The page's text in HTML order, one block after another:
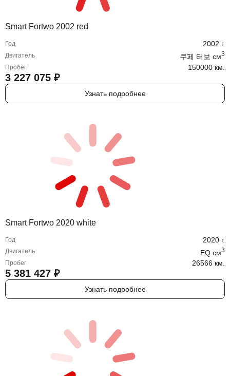
Smart Fortwo 2002 red
Год 2002 г.
Двигатель 쿠페 터보 cм3
Пробег 150000 км.
3 227 075 ₽
Узнать подробнее
Smart Fortwo 2020 white
Год 2020 г.
Двигатель EQ cм3
Пробег 26566 км.
5 381 427 ₽
Узнать подробнее